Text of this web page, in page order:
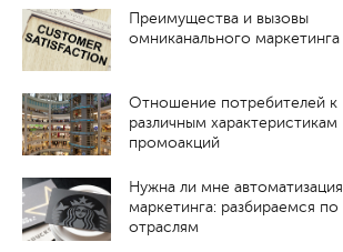
Преимущества и вызовы
омниканального маркетинга
Отношение потребителей к
различным характеристикам
промоакций
Нужна ли мне автоматизация
маркетинга: разбираемся по
отраслям